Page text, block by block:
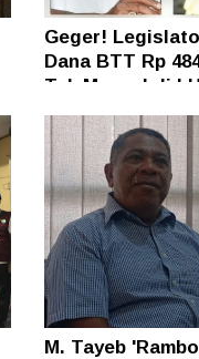
Geger!
Dana BTT Rp
Tak Muncul di
M. Tayeb